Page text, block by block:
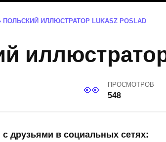
ПОЛЬСКИЙ ИЛЛЮСТРАТОР LUKASZ POSLAD
ПРОСМОТРОВ
548
с друзьями в социальных сетях: